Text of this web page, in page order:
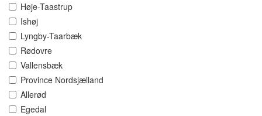
Høje-Taastrup
Ishøj
Lyngby-Taarbæk
Rødovre
Vallensbæk
Province Nordsjælland
Allerød
Egedal